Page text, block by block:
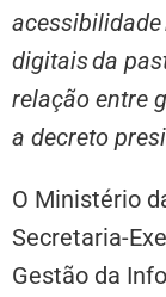
acessibilidade
digitais da
relação entre
a decreto
O Ministério
Secretaria-
Gestão da